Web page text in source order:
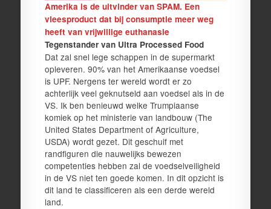
Amerika is de uitvinder van SPAM. Een
vleesproduct dat bij consumptie meer weg
heeft van vrijwillige euthanasie
Tegenstander van Ultra Processed Food
Dat zal snel lege schappen in de supermarkt
opleveren. 90% van het Amerikaanse voedsel
is UPF. Nergens ter wereld wordt er zo
achterlijk veel geknutseld aan voedsel als in de
VS. Ik ben benieuwd welke Trumpiaanse
komiek op het ministerie van landbouw (The
United States Department of Agriculture,
USDA) wordt gezet. Dit geschuif met
randfiguren die nauwelijks bewezen
competenties hebben zal de voedselveiligheid
in de VS niet ten goede komen. In dit opzicht is
dit land te classificeren als een derde wereld
land.